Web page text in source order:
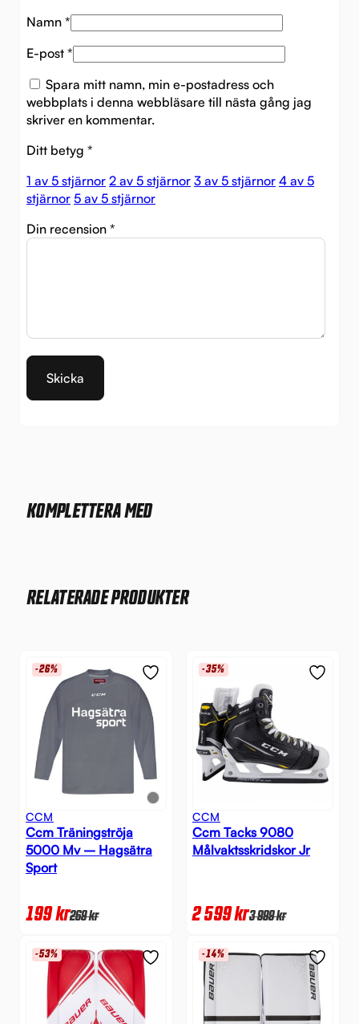
Namn *
E-post *
Spara mitt namn, min e-postadress och
webbplats i denna webbläsare till nästa gång jag
skriver en kommentar.
Ditt betyg *
1 av 5 stjärnor 2 av 5 stjärnor 3 av 5 stjärnor 4 av 5
stjärnor 5 av 5 stjärnor
Din recension *
KOMPLETTERA MED
RELATERADE PRODUKTER
-26%
CCM
Ccm Träningströja
5000 Mv – Hagsätra
Sport
199kr269kr
-35%
CCM
Ccm Tacks 9080
Målvaktsskridskor Jr
2 599kr3 999kr
-53% -14%